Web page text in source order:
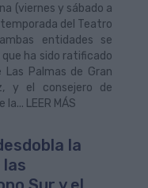
(viernes y sábado a
del Teatro
entidades se
ha sido ratificado
Palmas de Gran
y el consejero de
LEER MÁS
la